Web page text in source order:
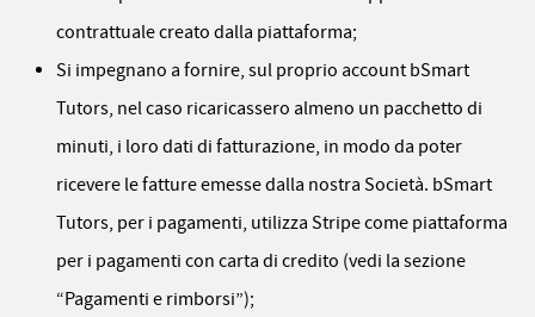
contrattuale creato dalla piattaforma;
Si impegnano a fornire, sul proprio account bSmart
Tutors, nel caso ricaricassero almeno un pacchetto di
minuti, i loro dati di fatturazione, in modo da poter
ricevere le fatture emesse dalla nostra Società. bSmart
Tutors, per i pagamenti, utilizza Stripe come piattaforma
per i pagamenti con carta di credito (vedi la sezione
“Pagamenti e rimborsi”);